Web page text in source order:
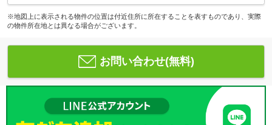
※地図上に表示される物件の位置は付近住所に所在することを表すものであり、実際
の物件所在地とは異なる場合がございます。
お問い合わせ(無料)